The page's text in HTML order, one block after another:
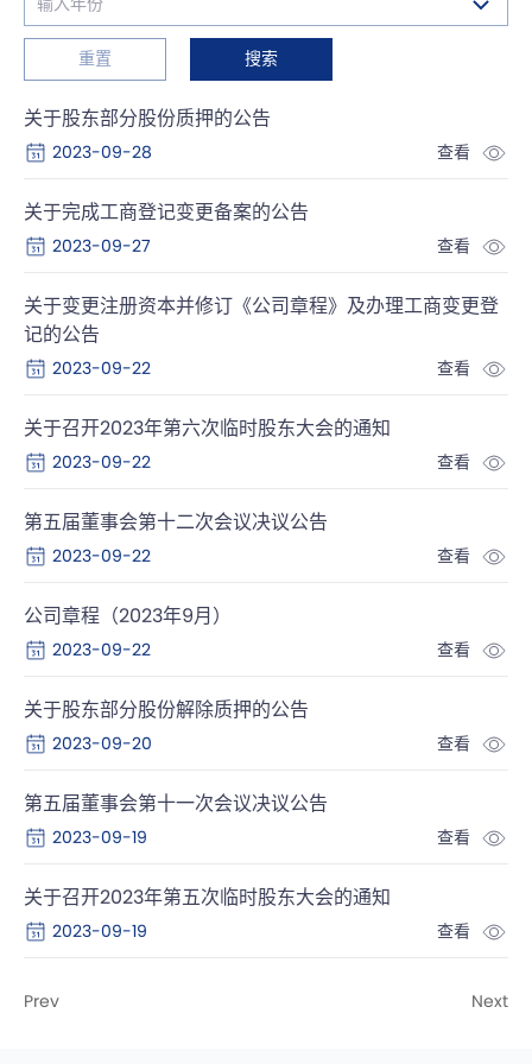
重置 搜索
关于股东部分股份质押的公告
2023-09-28 查看
关于完成工商登记变更备案的公告
2023-09-27 查看
关于变更注册资本并修订《公司章程》及办理工商变更登
记的公告
2023-09-22 查看
关于召开2023年第六次临时股东大会的通知
2023-09-22 查看
第五届董事会第十二次会议决议公告
2023-09-22 查看
公司章程（2023年9月）
2023-09-22 查看
关于股东部分股份解除质押的公告
2023-09-20 查看
第五届董事会第十一次会议决议公告
2023-09-19 查看
关于召开2023年第五次临时股东大会的通知
2023-09-19 查看
Prev Next